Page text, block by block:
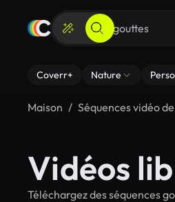
Coverr+ Nature
Maison Séquences vidéo
Vidéos
Téléchargez des séquences